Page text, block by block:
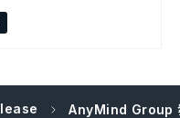
AnyMind Group